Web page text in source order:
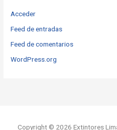
Acceder
Feed de entradas
Feed de comentarios
WordPress.org
Copyright © 2026 Extintores